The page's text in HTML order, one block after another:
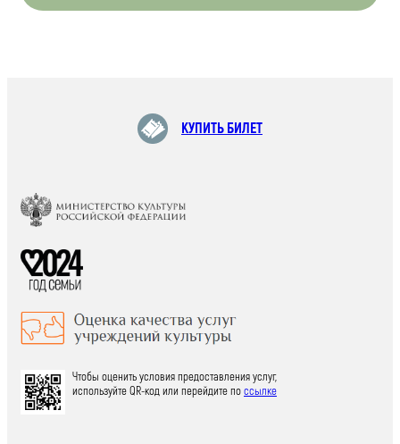
КУПИТЬ БИЛЕТ
Чтобы оценить условия предоставления услуг,
используйте QR-код или перейдите поссылке